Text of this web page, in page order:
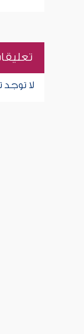
لا توجد